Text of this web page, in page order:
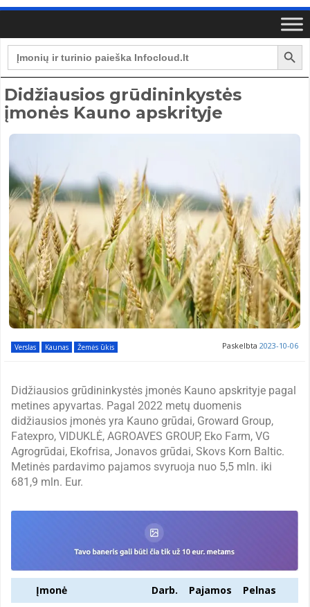
Search
for:
Search Button
Didžiausios grūdininkystės
įmonės Kauno apskrityje
Verslas Kaunas Žemės ūkis Paskelbta 2023-10-06
Didžiausios grūdininkystės įmonės Kauno apskrityje pagal
metines apyvartas. Pagal 2022 metų duomenis
didžiausios įmonės yra Kauno grūdai, Groward Group,
Fatexpro, VIDUKLĖ, AGROAVES GROUP, Eko Farm, VG
Agrogrūdai, Ekofrisa, Jonavos grūdai, Skovs Korn Baltic.
Metinės pardavimo pajamos svyruoja nuo 5,5 mln. iki
681,9 mln. Eur.
Įmonė Darb. Pajamos
Pelnas